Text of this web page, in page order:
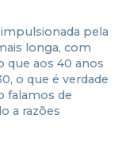
pela
longa, com
que aos 40 anos
o que é verdade
falamos de
a razões